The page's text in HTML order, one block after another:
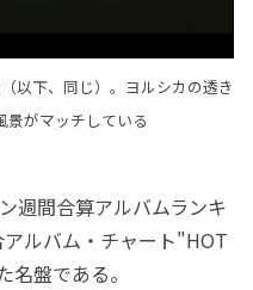
以下、同じ）。ヨルシカの透き
景がマッチしている
週間合算アルバムランキ
ルバム・チャート"HOT
盤である。